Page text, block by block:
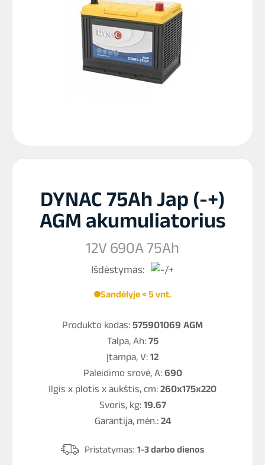
DYNAC 75Ah Jap (-+)
AGM akumuliatorius
12V 690A 75Ah
Išdėstymas:
Sandėlyje < 5 vnt.
Produkto kodas: 575901069 AGM
Talpa, Ah: 75
Įtampa, V: 12
Paleidimo srovė, A: 690
Ilgis x plotis x aukštis, cm: 260x175x220
Svoris, kg: 19.67
Garantija, mėn.: 24
Pristatymas: 1-3 darbo dienos